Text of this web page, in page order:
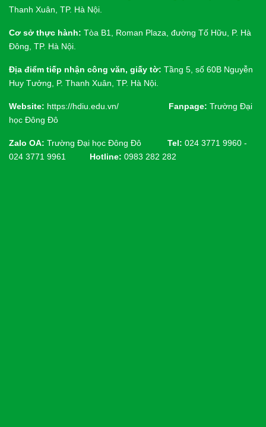
Thanh Xuân, TP. Hà Nội.
Cơ sở thực hành: Tòa B1, Roman Plaza, đường Tố Hữu, P. Hà
Đông, TP. Hà Nội.
Địa điểm tiếp nhận công văn, giấy tờ: Tầng 5, số 60B Nguyễn
Huy Tưởng, P. Thanh Xuân, TP. Hà Nội.
Website: https://hdiu.edu.vn/ Fanpage: Trường Đại
học Đông Đô
Zalo OA: Trường Đại học Đông Đô Tel: 024 3771 9960 -
024 3771 9961
Hotline: 0983 282 282